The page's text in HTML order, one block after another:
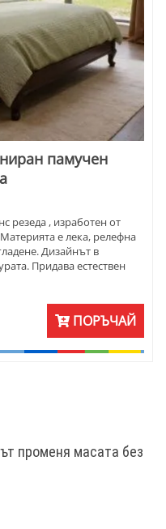
памучен
резеда , изработен от
е лека, релефна
Дизайнът в
Придава естествен
ПОРЪЧАЙ
променя масата без